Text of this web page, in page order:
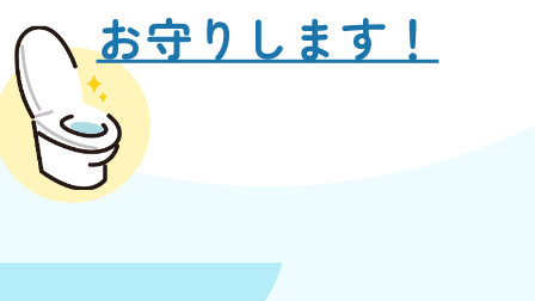
お守りします！